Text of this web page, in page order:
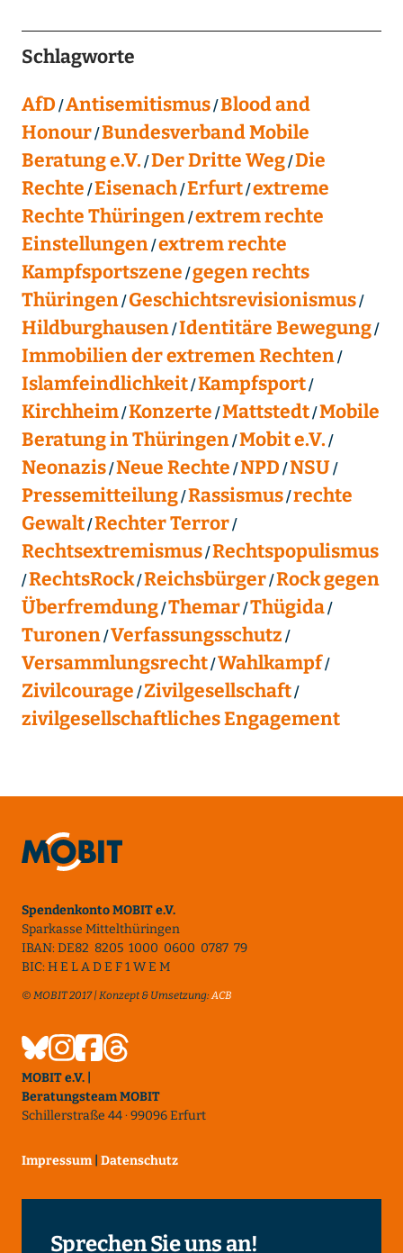
Schlagworte
AfD Antisemitismus Blood and
Honour Bundesverband Mobile
Beratung e.V. Der Dritte Weg Die
Rechte Eisenach Erfurt extreme
Rechte Thüringen extrem rechte
Einstellungen extrem rechte
Kampfsportszene gegen rechts
Thüringen Geschichtsrevisionismus
Hildburghausen Identitäre Bewegung
Immobilien der extremen Rechten
Islamfeindlichkeit Kampfsport
Kirchheim Konzerte Mattstedt Mobile
Beratung in Thüringen Mobit e.V.
Neonazis Neue Rechte NPD NSU
Pressemitteilung Rassismus rechte
Gewalt Rechter Terror
Rechtsextremismus Rechtspopulismus
RechtsRock Reichsbürger Rock gegen
Überfremdung Themar Thügida
Turonen Verfassungsschutz
Versammlungsrecht Wahlkampf
Zivilcourage Zivilgesellschaft
zivilgesellschaftliches Engagement
Spendenkonto MOBIT e.V.
Sparkasse Mittelthüringen
IBAN: DE82 8205 1000 0600 0787 79
BIC: H E L A D E F 1 W E M
© MOBIT 2017 | Konzept & Umsetzung:ACB
MOBIT e.V. |
Beratungsteam MOBIT
Schillerstraße 44 · 99096 Erfurt
Impressum Datenschutz
Sprechen Sie uns an!